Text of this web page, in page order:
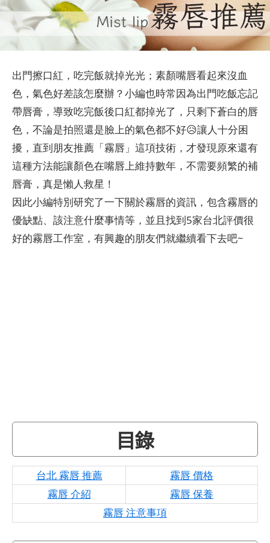
出門擦口紅，吃完飯就掉光光；素顏嘴唇看起來沒血
色，氣色好差該怎麼辦？小編也時常因為出門吃飯忘記
帶唇膏，導致吃完飯後口紅都掉光了，只剩下蒼白的唇
色，不論是拍照還是臉上的氣色都不好😥讓人十分困
擾，直到朋友推薦「霧唇」這項技術，才發現原來還有
這種方法能讓顏色在嘴唇上維持數年，不需要頻繁的補
唇膏，真是懶人救星！
因此小編特別研究了一下關於霧唇的資訊，包含霧唇的
優缺點、該注意什麼事情等，並且找到5家台北評價很
好的霧唇工作室，有興趣的朋友們就繼續看下去吧~
目錄
台北 霧唇 推薦
霧唇 價格
霧唇 介紹
霧唇 保養
霧唇 注意事項